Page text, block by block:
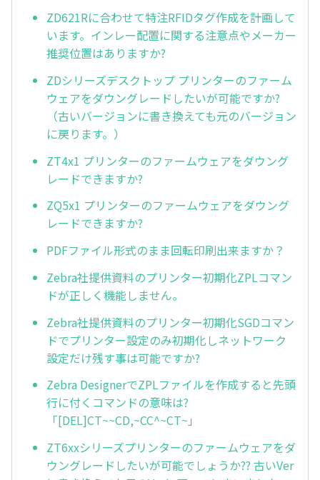
ZD621Rに合わせて特注RFIDタグ作成を計画して
います。インレー配置に関する注意点やメーカー
推奨位置はありますか?
ZDシリーズデスクトップ プリンターのファーム
ウェアをダウングレードしたいが可能ですか?
（古いバージョンに書き換えても元のバージョン
に戻ります。）
ZT4x1 プリンターのファームウェアをダウング
レードできますか?
ZQ5x1 プリンターのファームウェアをダウング
レードできますか?
PDFファイル形式のまま回転印刷出来ますか？
Zebra社提供資料のプリンター初期化ZPLコマン
ドが正しく機能しません。
Zebra社提供資料のプリンター初期化SGDコマン
ドでプリンター設定のみ初期化しネットワーク
設定だけ残す事は可能ですか?
Zebra DesignerでZPLファイルを作成すると先頭
行に付くコマンドの意味は?
「[DEL]CT~~CD,~CC^~CT~」
ZT6xxシリーズプリンターのファームウェアをダ
ウングレードしたいが可能でしょうか?? 古いVer